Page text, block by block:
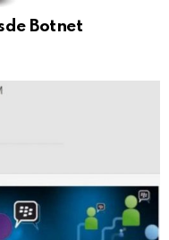
Botnet